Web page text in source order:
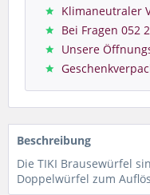
Klimaneutraler
Bei Fragen 052
Unsere
Beschreibung
Die TIKI Brausewürfel
Doppelwürfel zum